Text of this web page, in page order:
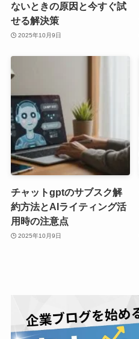
ないときの原因と今すぐ試
せる解決策
2025年10月9日
チャットgptのサブスク解
約方法とAIライティング活
用時の注意点
2025年10月9日